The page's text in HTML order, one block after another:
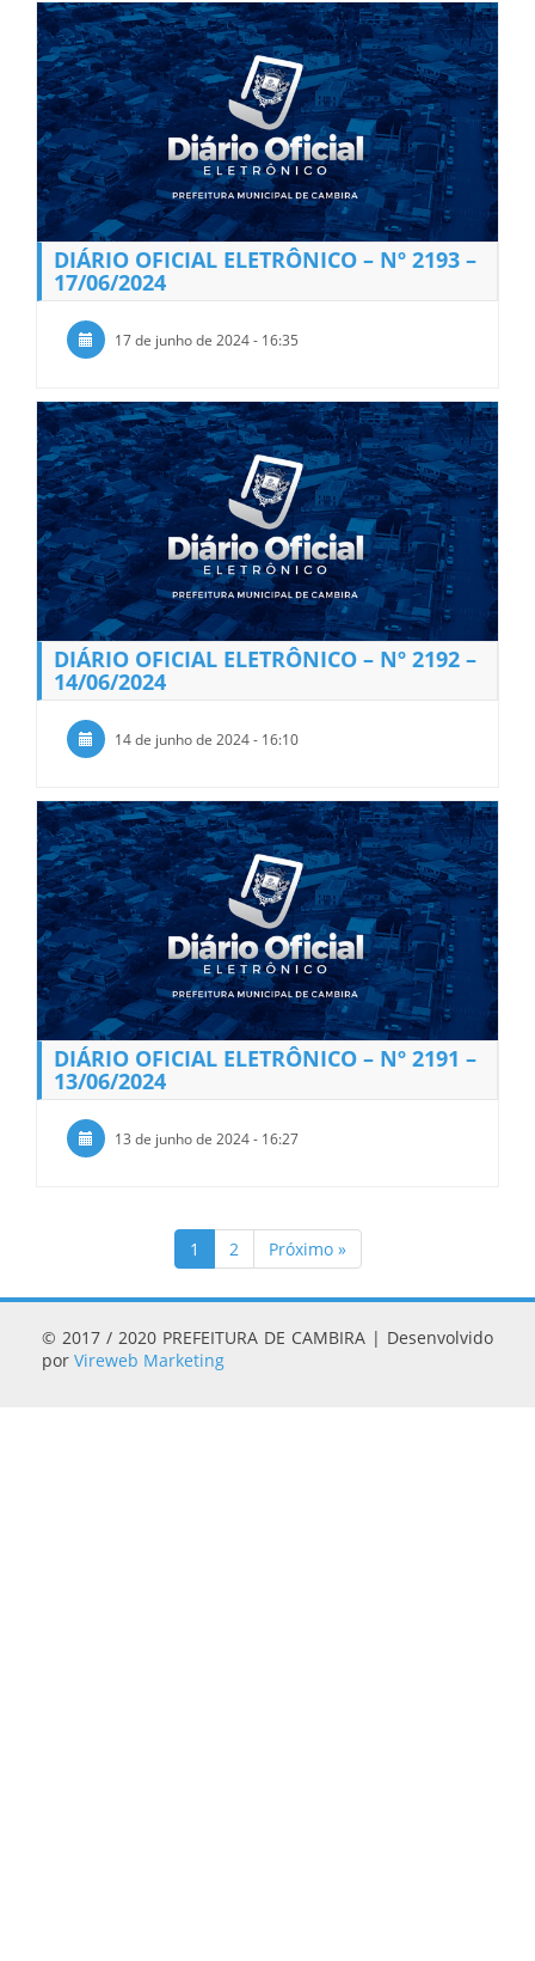
DIÁRIO OFICIAL ELETRÔNICO – Nº 2193 –
17/06/2024
17 de junho de 2024 - 16:35
DIÁRIO OFICIAL ELETRÔNICO – Nº 2192 –
14/06/2024
14 de junho de 2024 - 16:10
DIÁRIO OFICIAL ELETRÔNICO – Nº 2191 –
13/06/2024
13 de junho de 2024 - 16:27
1 2 Próximo »
© 2017 / 2020 PREFEITURA DE CAMBIRA | Desenvolvido
por Vireweb Marketing